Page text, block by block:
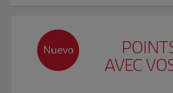
AVEC